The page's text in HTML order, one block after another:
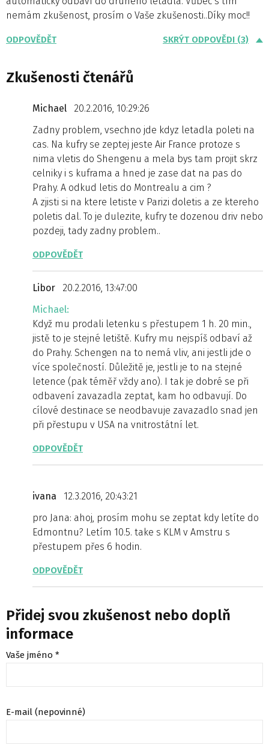
nemám zkušenost, prosím o Vaše zkušenosti..Díky moc!!
ODPOVĚDĚT SKRÝT ODPOVĚDI (3)
Zkušenosti čtenářů
Michael
20.2.2016, 10:29:26
Zadny problem, vsechno jde kdyz letadla poleti na
cas. Na kufry se zeptej jeste Air France protoze s
nima vletis do Shengenu a mela bys tam projit skrz
celniky i s kuframa a hned je zase dat na pas do
Prahy. A odkud letis do Montrealu a cim ?
A zjisti si na ktere letiste v Parizi doletis a ze ktereho
poletis dal. To je dulezite, kufry te dozenou driv nebo
pozdeji, tady zadny problem..
ODPOVĚDĚT
Libor
20.2.2016, 13:47:00
Michael:
Když mu prodali letenku s přestupem 1 h. 20 min.,
jistě to je stejné letiště. Kufry mu nejspíš odbaví až
do Prahy. Schengen na to nemá vliv, ani jestli jde o
více společností. Důležitě je, jestli je to na stejné
letence (pak téměř vždy ano). I tak je dobré se při
odbavení zavazadla zeptat, kam ho odbavují. Do
cílové destinace se neodbavuje zavazadlo snad jen
při přestupu v USA na vnitrostátní let.
ODPOVĚDĚT
ivana
12.3.2016, 20:43:21
pro Jana: ahoj, prosím mohu se zeptat kdy letíte do
Edmontnu? Letím 10.5. take s KLM v Amstru s
přestupem přes 6 hodin.
ODPOVĚDĚT
Přidej svou zkušenost nebo doplň
informace
Vaše jméno *
E-mail (nepovinné)